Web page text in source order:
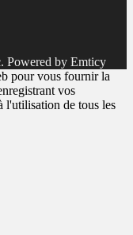
Powered by Emticy
pour vous fournir la
vos
l'utilisation de tous les